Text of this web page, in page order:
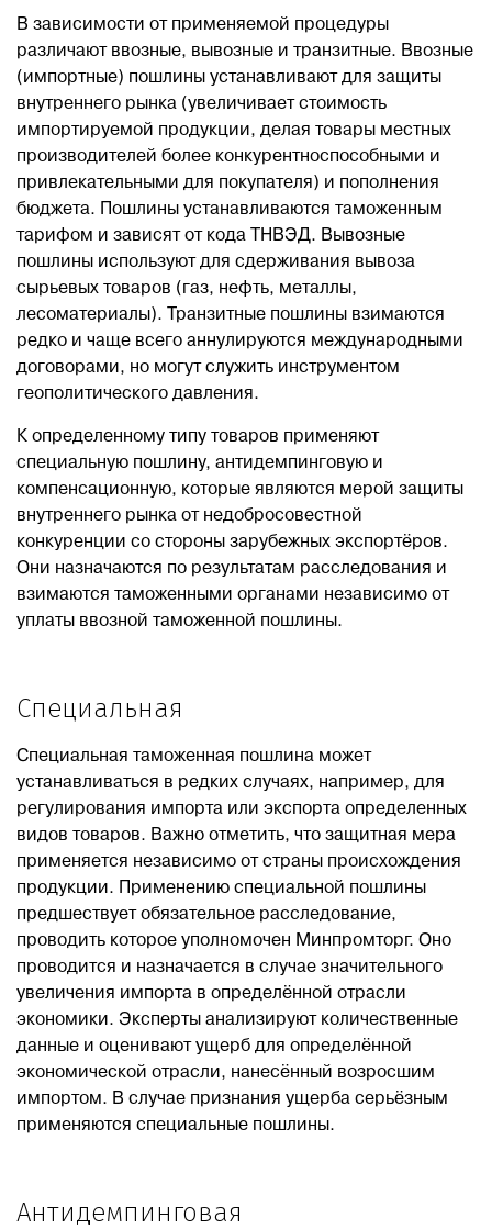
В зависимости от применяемой процедуры
различают ввозные, вывозные и транзитные. Ввозные
(импортные) пошлины устанавливают для защиты
внутреннего рынка (увеличивает стоимость
импортируемой продукции, делая товары местных
производителей более конкурентноспособными и
привлекательными для покупателя) и пополнения
бюджета. Пошлины устанавливаются таможенным
тарифом и зависят от кода ТНВЭД. Вывозные
пошлины используют для сдерживания вывоза
сырьевых товаров (газ, нефть, металлы,
лесоматериалы). Транзитные пошлины взимаются
редко и чаще всего аннулируются международными
договорами, но могут служить инструментом
геополитического давления.
К определенному типу товаров применяют
специальную пошлину, антидемпинговую и
компенсационную, которые являются мерой защиты
внутреннего рынка от недобросовестной
конкуренции со стороны зарубежных экспортёров.
Они назначаются по результатам расследования и
взимаются таможенными органами независимо от
уплаты ввозной таможенной пошлины.
Специальная
Специальная таможенная пошлина может
устанавливаться в редких случаях, например, для
регулирования импорта или экспорта определенных
видов товаров. Важно отметить, что защитная мера
применяется независимо от страны происхождения
продукции. Применению специальной пошлины
предшествует обязательное расследование,
проводить которое уполномочен Минпромторг. Оно
проводится и назначается в случае значительного
увеличения импорта в определённой отрасли
экономики. Эксперты анализируют количественные
данные и оценивают ущерб для определённой
экономической отрасли, нанесённый возросшим
импортом. В случае признания ущерба серьёзным
применяются специальные пошлины.
Антидемпинговая